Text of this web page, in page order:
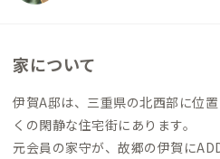
家について
伊賀A邸は、三重県の北西部に位
くの閑静な住宅街にあります。
元会員の家守が、故郷の伊賀に